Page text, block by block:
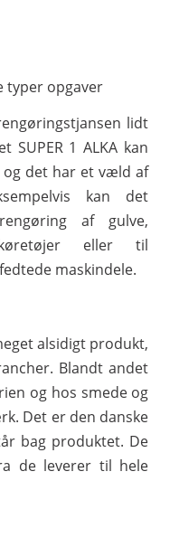
typer opgaver
lidt
SUPER 1 ALKA kan
det har et væld af
kan det
af gulve,
eller til
maskindele.
alsidigt produkt,
Blandt andet
og hos smede og
Det er den danske
bag produktet. De
de leverer til hele